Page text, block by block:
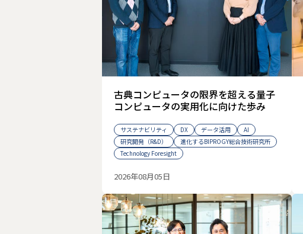
古典コンピュータの限界を超える量子
コンピュータの実用化に向けた歩み
サステナビリティ DX データ活用
AI
研究開発（R&D）
進化するBIPROGY総合技術研究所
Technology Foresight
2026年08月05日